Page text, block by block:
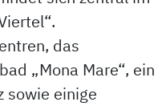
das
„Mona Mare“, ein
sowie einige